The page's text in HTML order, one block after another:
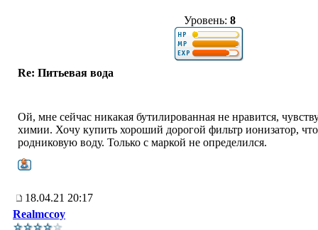
Уровень: 8
Re: Питьевая вода
Ой, мне сейчас никакая бутилированная не нравится,
химии. Хочу купить хороший дорогой фильтр ионизатор,
родниковую воду. Только с маркой не определился.
18.04.21 20:17
Realmccoy